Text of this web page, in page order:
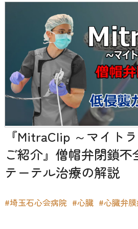
『MitraClip ～マイト
ご紹介』僧帽弁閉鎖不
テーテル治療の解説
#埼玉石心会病院 #心臓 #心臓弁